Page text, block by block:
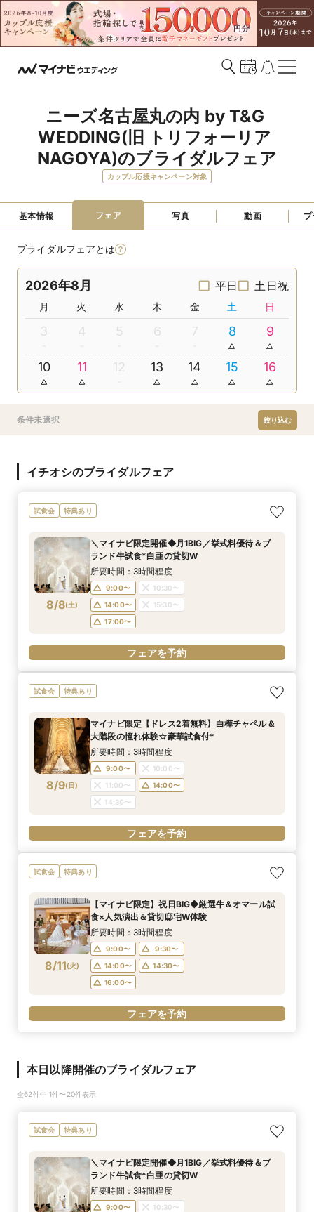
ニーズ名古屋丸の内 by T&G
WEDDING(旧 トリフォーリア
NAGOYA)のブライダルフェア
カップル応援キャンペーン対象
基本情報 フェア 写真 動画
ブライダルフェアとは
2026年8月 平日 土日祝
月 火 水 木 金 土 日
3 4 5 6 7 8 9
10 11 12 13 14 15 16
条件未選択 絞り込む
イチオシのブライダルフェア
試食会 特典あり
8/8(土)
＼マイナビ限定開催◆月1BIG／挙式料優待＆ブ
ランド牛試食*白亜の貸切W
所要時間：3時間程度
9:00〜
10:30〜
14:00〜
15:30〜
17:00〜
フェアを予約
試食会 特典あり
8/9(日)
マイナビ限定【ドレス2着無料】白樺チャペル＆
大階段の憧れ体験☆豪華試食付*
所要時間：3時間程度
9:00〜
10:00〜
11:00〜
14:00〜
14:30〜
フェアを予約
試食会 特典あり
8/11(火)
【マイナビ限定】祝日BIG◆厳選牛＆オマール試
食×人気演出＆貸切邸宅W体験
所要時間：3時間程度
9:00〜
9:30〜
14:00〜
14:30〜
16:00〜
フェアを予約
本日以降開催のブライダルフェア
全62件中 1件〜20件表示
試食会 特典あり
＼マイナビ限定開催◆月1BIG／挙式料優待＆ブ
ランド牛試食*白亜の貸切W
所要時間：3時間程度
9:00〜
10:30〜